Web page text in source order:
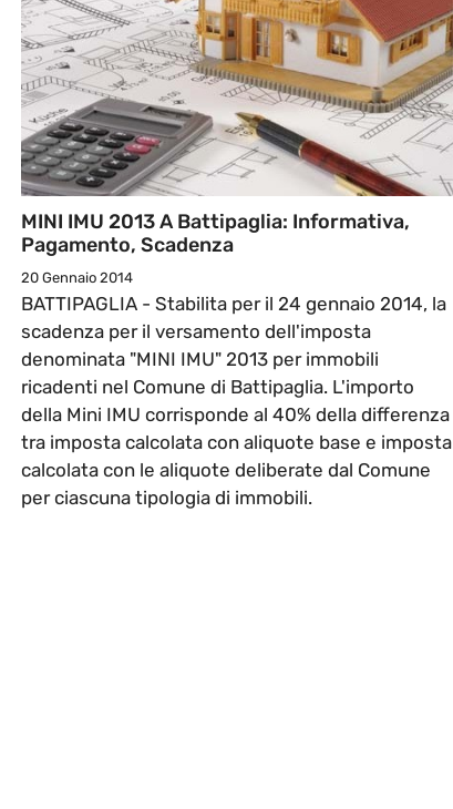
MINI IMU 2013 A Battipaglia: Informativa,
Pagamento, Scadenza
20 Gennaio 2014
BATTIPAGLIA - Stabilita per il 24 gennaio 2014, la
scadenza per il versamento dell'imposta
denominata "MINI IMU" 2013 per immobili
ricadenti nel Comune di Battipaglia. L'importo
della Mini IMU corrisponde al 40% della differenza
tra imposta calcolata con aliquote base e imposta
calcolata con le aliquote deliberate dal Comune
per ciascuna tipologia di immobili.